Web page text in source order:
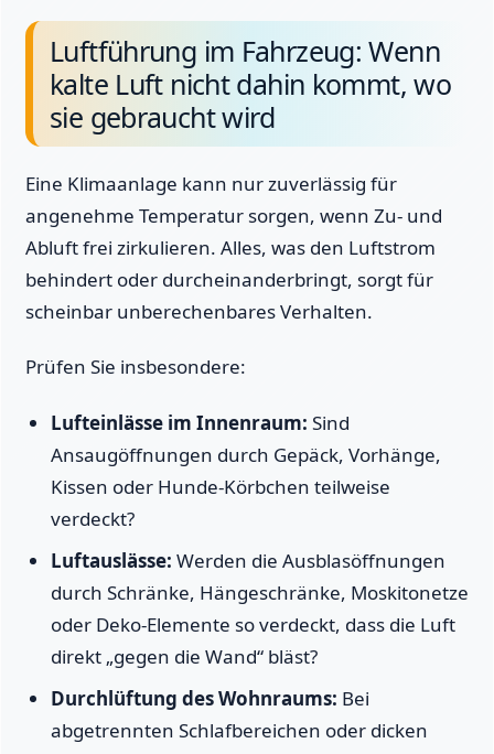
Luftführung im Fahrzeug: Wenn
kalte Luft nicht dahin kommt, wo
sie gebraucht wird
Eine Klimaanlage kann nur zuverlässig für
angenehme Temperatur sorgen, wenn Zu- und
Abluft frei zirkulieren. Alles, was den Luftstrom
behindert oder durcheinanderbringt, sorgt für
scheinbar unberechenbares Verhalten.
Prüfen Sie insbesondere:
Lufteinlässe im Innenraum: Sind
Ansaugöffnungen durch Gepäck, Vorhänge,
Kissen oder Hunde-Körbchen teilweise
verdeckt?
Luftauslässe: Werden die Ausblasöffnungen
durch Schränke, Hängeschränke, Moskitonetze
oder Deko-Elemente so verdeckt, dass die Luft
direkt „gegen die Wand“ bläst?
Durchlüftung des Wohnraums: Bei
abgetrennten Schlafbereichen oder dicken